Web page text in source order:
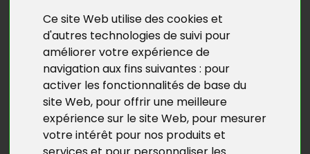
Ce site Web utilise des cookies et
d'autres technologies de suivi pour
améliorer votre expérience de
navigation aux fins suivantes : pour
activer les fonctionnalités de base du
site Web, pour offrir une meilleure
expérience sur le site Web, pour mesurer
votre intérêt pour nos produits et
Gninêvi Afangbédji
Darrah
Né en 1946, Gninêvi Afangbédji Darrah est diplômé en
droit des affaires. Cadre commercial, il a exercé
comme directeur de marchés et directeur de